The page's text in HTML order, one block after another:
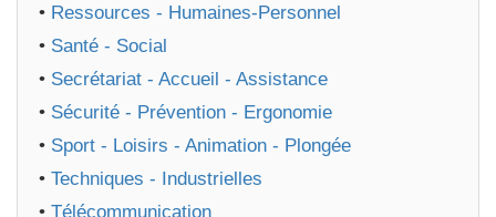
• Ressources - Humaines-Personnel
• Santé - Social
• Secrétariat - Accueil - Assistance
• Sécurité - Prévention - Ergonomie
• Sport - Loisirs - Animation - Plongée
• Techniques - Industrielles
• Télécommunication